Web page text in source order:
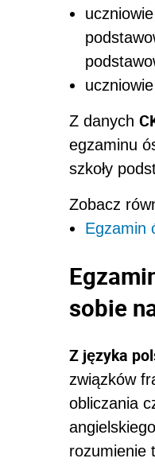
Z danych
egzaminu
szkoły
Zobacz
Egzamin
sobie
Z języka
związków
obliczania
rozumienie